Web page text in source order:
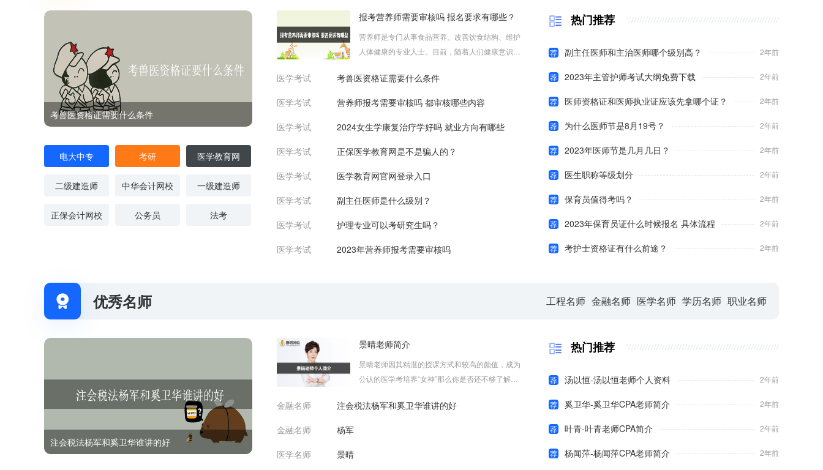
考兽医资格证需要什么条件
电大中专 考研 医学教育网
二级建造师 中华会计网校 一级建造师
正保会计网校 公务员 法考
报考营养师需要审核吗 报名要求有哪些？
营养师是专门从事食品营养、改善饮食结构、维护
人体健康的专业人士。目前，随着人们健康意识的
医学考试
考兽医资格证需要什么条件
医学考试
营养师报考需要审核吗 都审核哪些内容
医学考试
2024女生学康复治疗学好吗 就业方向有哪些
医学考试
正保医学教育网是不是骗人的？
医学考试
医学教育网官网登录入口
医学考试
副主任医师是什么级别？
医学考试
护理专业可以考研究生吗？
医学考试
2023年营养师报考需要审核吗
热门推荐
荐 副主任医师和主治医师哪个级别高？ 2年前
荐 2023年主管护师考试大纲免费下载 2年前
荐 医师资格证和医师执业证应该先拿哪个证？ 2年前
荐 为什么医师节是8月19号？ 2年前
荐 2023年医师节是几月几日？ 2年前
荐 医生职称等级划分 2年前
荐 保育员值得考吗？ 2年前
荐 2023年保育员证什么时候报名 具体流程 2年前
荐 考护士资格证有什么前途？ 2年前
 优秀名师 工程名师 金融名师 医学名师 学历名师 职业名师
注会税法杨军和奚卫华谁讲的好
景晴老师简介
景晴老师因其精湛的授课方式和较高的颜值，成为
公认的医学考培界“女神”那么你是否还不够了解她
金融名师
注会税法杨军和奚卫华谁讲的好
金融名师
杨军
医学名师
景晴
热门推荐
荐 汤以恒-汤以恒老师个人资料 2年前
荐 奚卫华-奚卫华CPA老师简介 2年前
荐 叶青-叶青老师CPA简介 2年前
荐 杨闻萍-杨闻萍CPA老师简介 2年前